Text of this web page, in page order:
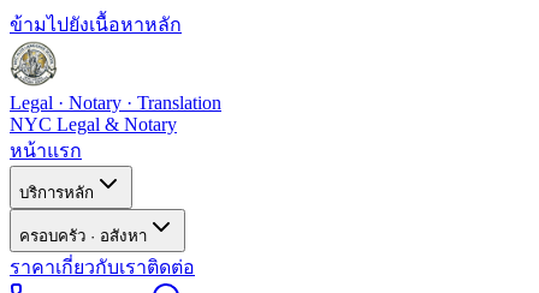
ข้ามไปยังเนื้อหาหลัก
Legal · Notary · Translation
NYC Legal & Notary
หน้าแรก
บริการหลัก
ครอบครัว · อสังหา
ราคาเกี่ยวกับเราติดต่อ